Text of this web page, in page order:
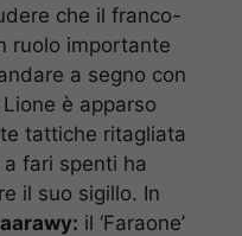
che il franco-
ruolo importante
a segno con
è apparso
tattiche ritagliata
fari spenti ha
il suo sigillo. In
il ‘Faraone’